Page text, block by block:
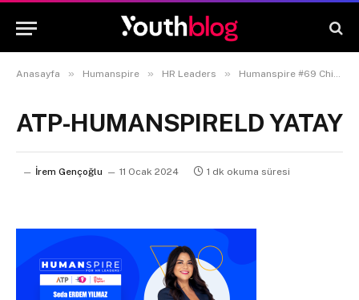
Anasayfa » Humanspire » HR Leaders » Humanspire #69 Chief Human Resources Officer Seda Erdem Yılmaz
ATP-HUMANSPIRELD YATAY
İrem Gençoğlu 11 Ocak 2024 1 dk okuma süresi